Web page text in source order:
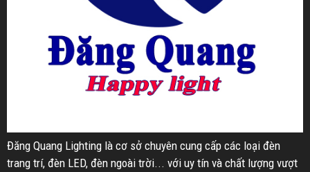
Đăng Quang Lighting là cơ sở chuyên cung cấp các loại đèn
trang trí, đèn LED, đèn ngoài trời... với uy tín và chất lượng vượt